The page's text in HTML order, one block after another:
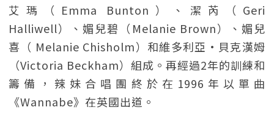
艾瑪（Emma Bunton）、潔芮（Geri
Halliwell）、媚兒碧（Melanie Brown）、媚兒
喜（ Melanie Chisholm）和維多利亞·貝克漢姆
（Victoria Beckham）組成。再經過2年的訓練和
籌備，辣妹合唱團終於在1996年以單曲
《Wannabe》在英國出道。